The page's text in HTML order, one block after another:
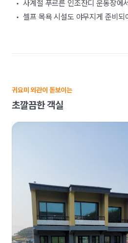
• 사계절 푸르른 인조잔디 운동장에
• 셀프 목욕 시설도 야무지게 준비되
귀요미 외관이 돋보이는
초깔끔한 객실